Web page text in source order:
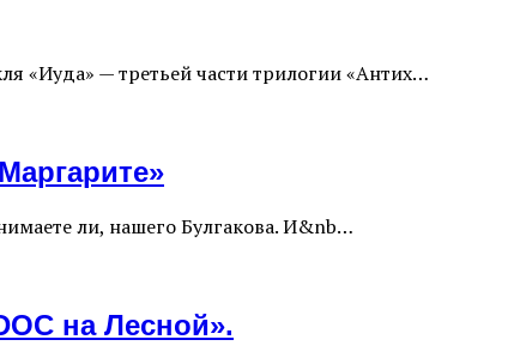
«Иуда» — третьей части трилогии «Антих…
ли, нашего Булгакова. И&nb…
на Лесной».